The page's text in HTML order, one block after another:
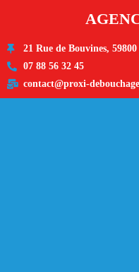
21 Rue de Bouvines,
07 88 56 32 45
contact@proxi-